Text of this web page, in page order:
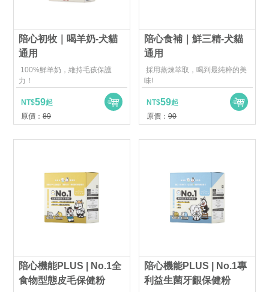
陪心初牧｜喝羊奶-犬貓
通用
100%鮮羊奶，維持毛孩保護
力！
NT$59起
原價： 89
陪心食補｜鮮三精-犬貓
通用
採用蒸煉萃取，喝到最純粹的美
味!
NT$59起
原價： 90
陪心機能PLUS | No.1全
食物型態皮毛保健粉
陪心機能PLUS | No.1專
利益生菌牙齦保健粉